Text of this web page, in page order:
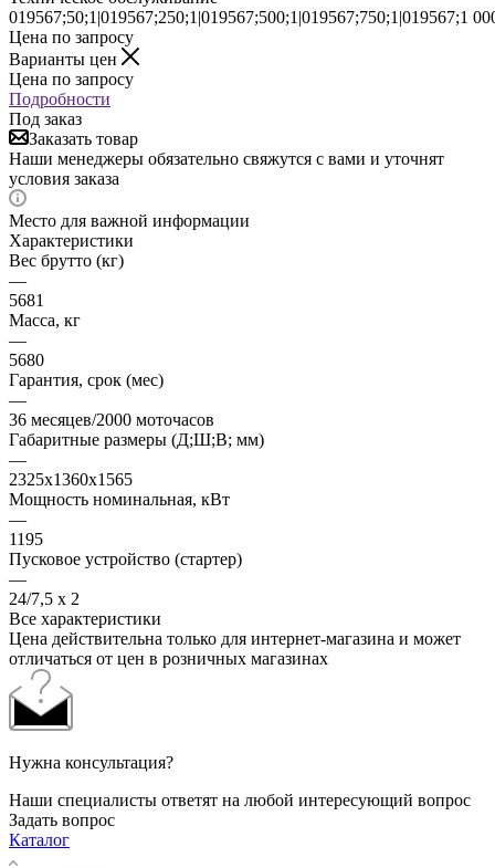
019567;50;1|019567;250;1|019567;500;1|019567;750;1|019567;1
Цена по запросу
Варианты цен
Цена по запросу
Подробности
Под заказ
Заказать товар
Наши менеджеры обязательно свяжутся с вами и уточнят
условия заказа
Место для важной информации
Характеристики
Вес брутто (кг)
—
5681
Масса, кг
—
5680
Гарантия, срок (мес)
—
36 месяцев/2000 моточасов
Габаритные размеры (Д;Ш;В; мм)
—
2325x1360x1565
Мощность номинальная, кВт
—
1195
Пусковое устройство (стартер)
—
24/7,5 х 2
Все характеристики
Цена действительна только для интернет-магазина и может
отличаться от цен в розничных магазинах
Нужна консультация?
Наши специалисты ответят на любой интересующий вопрос
Задать вопрос
Каталог